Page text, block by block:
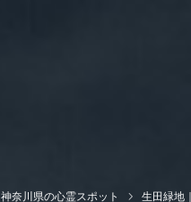
神奈川県の心霊スポット 生田緑地